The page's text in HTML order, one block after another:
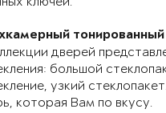
тонированный
дверей
большой
узкий
которая Вам по вкусу.